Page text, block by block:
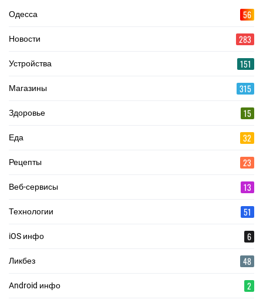
Одесса 56
Новости 283
Устройства 151
Магазины 315
Здоровье 15
Еда 32
Рецепты 23
Веб-сервисы 13
Технологии 51
iOS инфо 6
Ликбез 48
Android инфо 2